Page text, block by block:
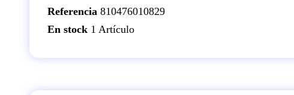
Referencia 810476010829
En stock 1 Artículo